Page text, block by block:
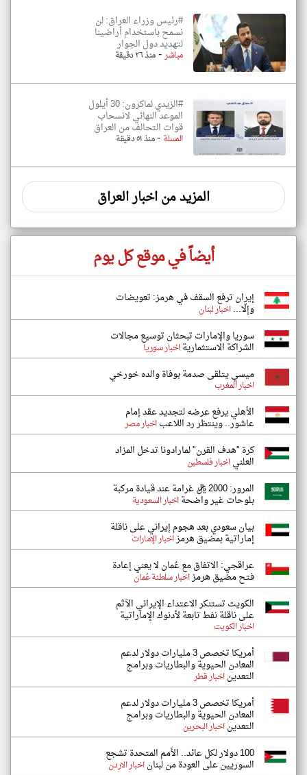
#رئيس وزراء العراق: لن
نسمح باستخدام أراضينا
لتهديد دول الجوار
مباشر-منذ ٢٦ دقيقة
#الزيدي لماكرون: 30 أيلول
الموعد النهائي لانسحاب
قوات التحالف من العراق
المسلة -منذ ٥١ دقيقة
المزيد من اخبار العراق
أيضاً في موقع كل يوم
إيران ترفع السقف في هرمز: تعويضات
وإلّا...اخبار لبنان
سوريا والإمارات تبحثان توسيع مجالات
الشراكة الاستثماريةاخبار سوريا
ميسي يتلقى صدمة بوفاة والده خورخي
اخبار المغرب
الأهلي يرفع عرضه لتجديد عقد إمام
عاشور.. وينتظر رد اللاعباخبار مصر
كرة "هدف القرن" لمارادونا تدخل المزاد
العلنياخبار فلسطين
المرور: 2000 ريال غرامة عند قيادة مركبة
بلوحات غير واضحةاخبار السعودية
بيان سعودي بعد هجوم إيراني على ناقلة
إماراتية بمضيق هرمزاخبار الإمارات
عراقجي: الاتفاق مع عُمان لا يعني إعادة
فتح مضيق هرمزاخبار سلطنة عُمان
الكويت تستنكر الاعتداء الإيراني الآثم
على ناقلة نفط تابعة لأدنوك الإماراتية
اخبار الكويت
أمريكا تخصص 3 مليارات دولار لدعم
المعادن الحيوية والبطاريات وبرامج
التعديناخبار قطر
أمريكا تخصص 3 مليارات دولار لدعم
المعادن الحيوية والبطاريات وبرامج
التعديناخبار البحرين
100 دولار لكل عائد.. الأمم المتحدة تشجع
السوريين على العودة من لبناناخبار الاردن